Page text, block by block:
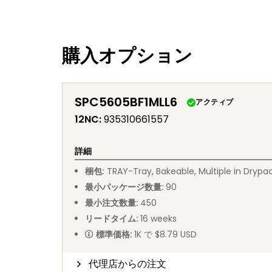
購入オプション
SPC5605BF1MLL6 アクティブ
12NC:935310661557
詳細
梱包: TRAY-Tray, Bakeable, Multiple in
最小パッケージ数量: 90
最小注文数量: 450
リードタイム: 16 weeks
標準価格: 1K で $8.79 USD
代理店からの注文